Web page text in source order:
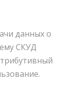
данных о
СКУД